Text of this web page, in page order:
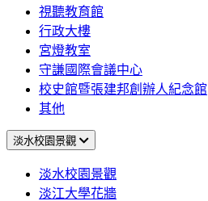
視聽教育館
行政大樓
宮燈教室
守謙國際會議中心
校史館暨張建邦創辦人紀念館
其他
淡水校園景觀
淡水校園景觀
淡江大學花牆